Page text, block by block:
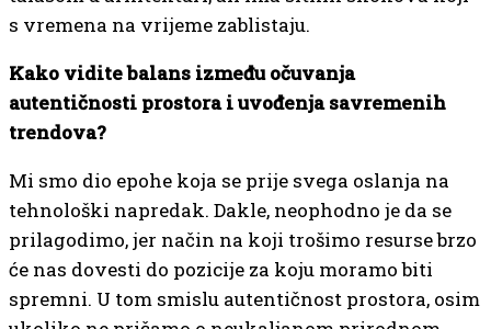
s vremena na vrijeme zablistaju.
Kako vidite balans između očuvanja
autentičnosti prostora i uvođenja savremenih
trendova?
Mi smo dio epohe koja se prije svega oslanja na
tehnološki napredak. Dakle, neophodno je da se
prilagodimo, jer način na koji trošimo resurse brzo
će nas dovesti do pozicije za koju moramo biti
spremni. U tom smislu autentičnost prostora, osim